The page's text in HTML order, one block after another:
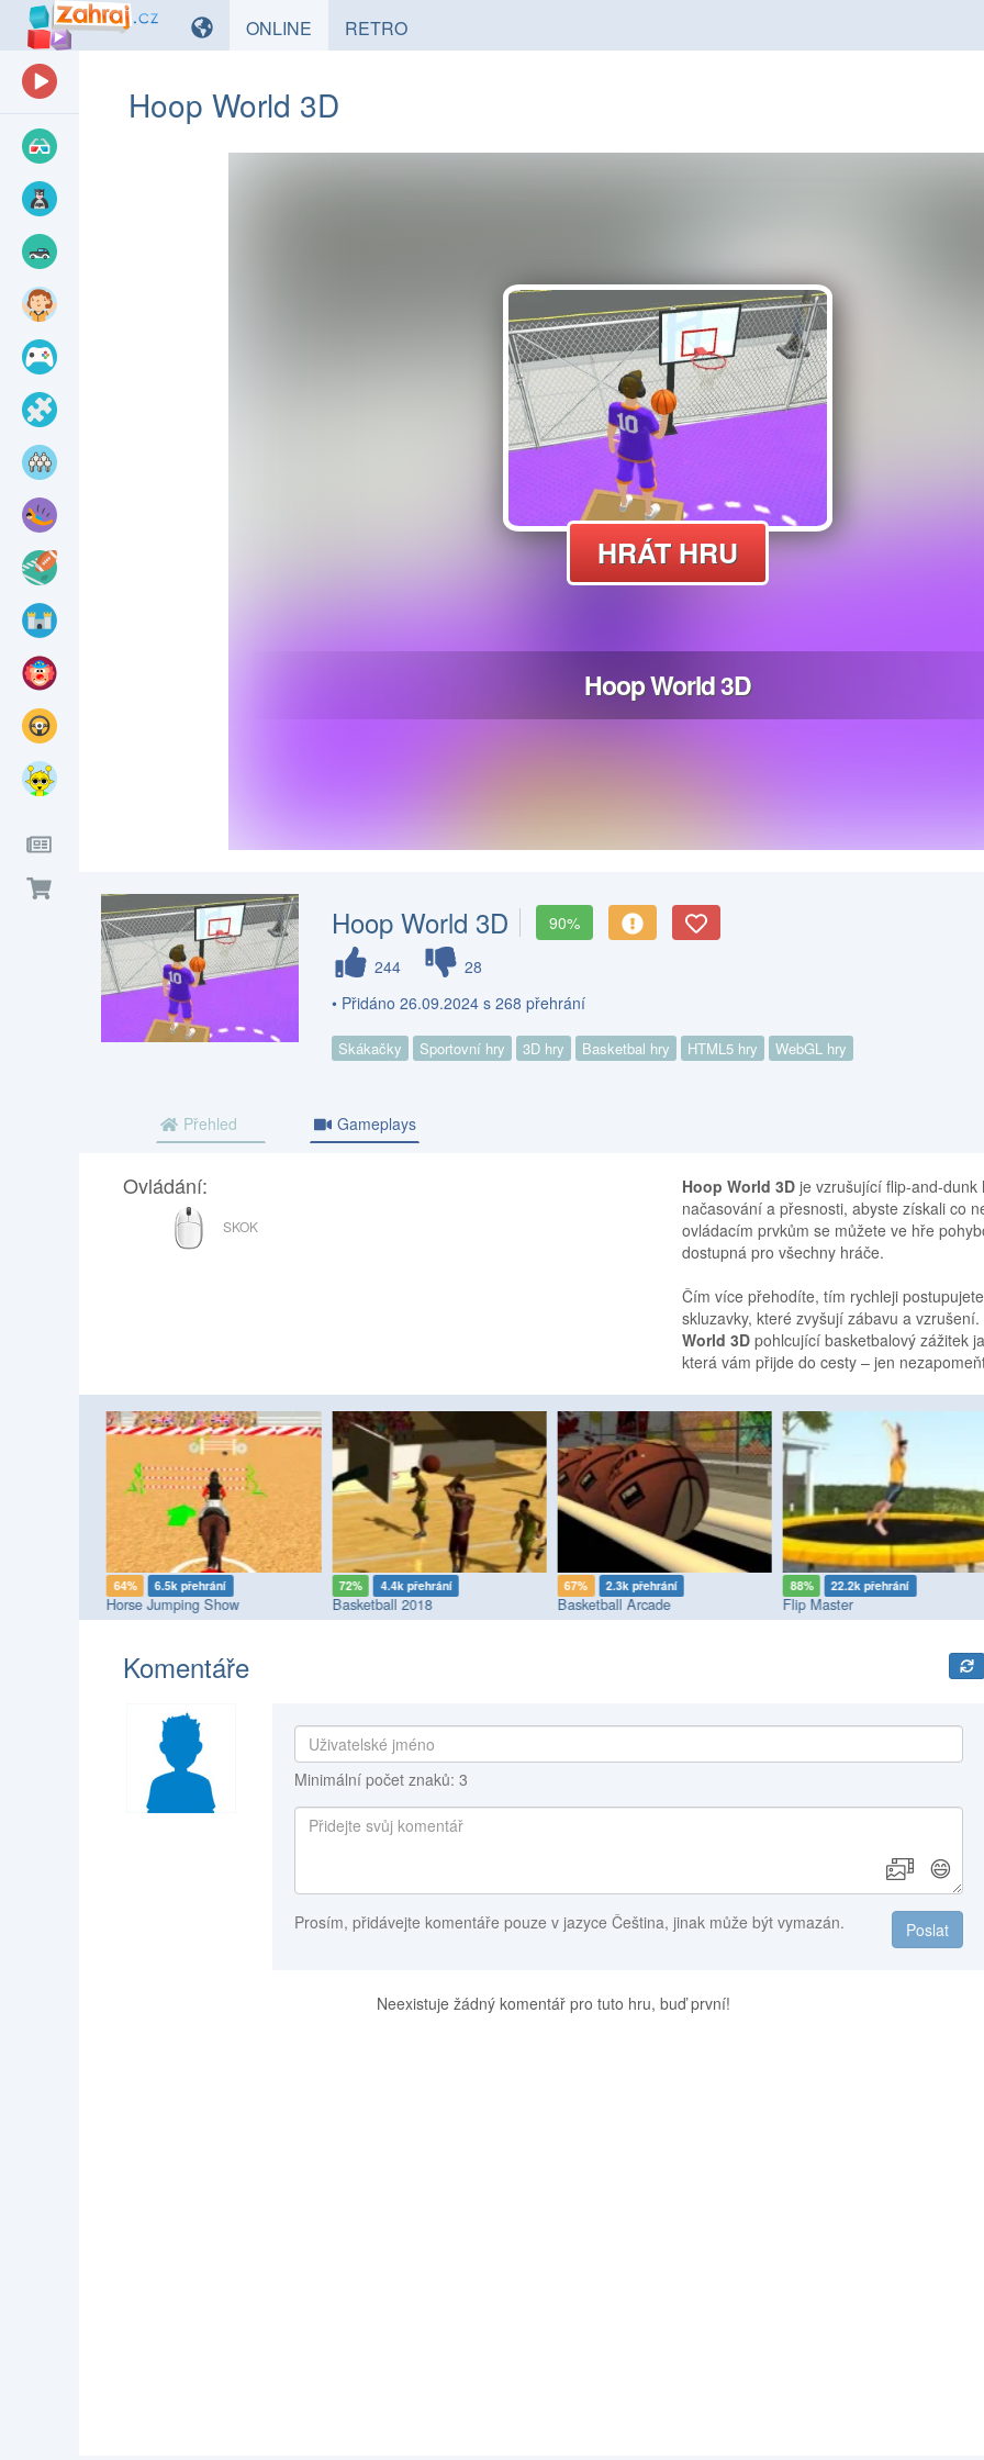
ONLINE HRYRETROHRY
Hoop World 3D
Hoop World 3D
90%
244
28
• Přidáno 26.09.2024 s 268 přehrání
Skákačky Sportovní hry 3D hry Basketbal hry HTML5 hry WebGL hry
Přehled Gameplays
Ovládání:
MYŠ
SKOK
Hoop World 3D je vzrušující flip-and-dunk
načasování a přesnosti, abyste získali co
ovládacím prvkům se můžete ve hře
dostupná pro všechny hráče.
Čím více přehodíte, tím rychleji
skluzavky, které zvyšují zábavu a
World 3D pohlcující basketbalový zážitek
která vám přijde do cesty – jen
64% 6.5k přehrání
Horse Jumping Show
72% 4.4k přehrání
Basketball 2018
67% 2.3k přehrání
Basketball Arcade
88% 22.2k přehrání
Flip Master
Komentáře
Minimální počet znaků: 3
😄
Poslat
Prosím, přidávejte komentáře pouze v jazyce Čeština, jinak může být vymazán.
Neexistuje žádný komentář pro tuto hru, buď první!